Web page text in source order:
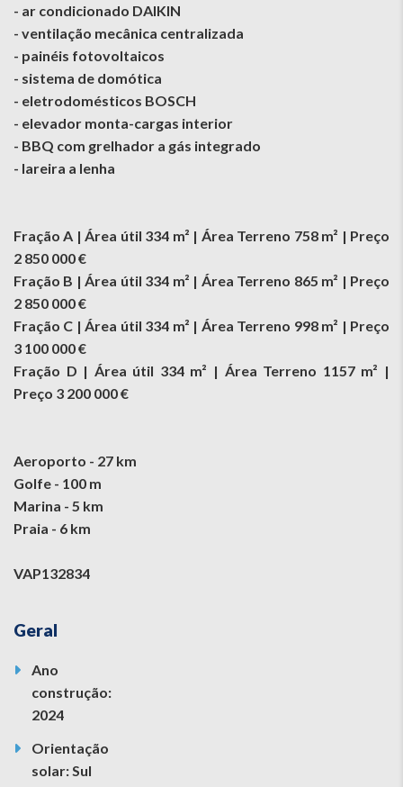
- ar condicionado DAIKIN
- ventilação mecânica centralizada
- painéis fotovoltaicos
- sistema de domótica
- eletrodomésticos BOSCH
- elevador monta-cargas interior
- BBQ com grelhador a gás integrado
- lareira a lenha
Fração A | Área útil 334 m² | Área Terreno 758 m² | Preço
2 850 000 €
Fração B | Área útil 334 m² | Área Terreno 865 m² | Preço
2 850 000 €
Fração C | Área útil 334 m² | Área Terreno 998 m² | Preço
3 100 000 €
Fração D | Área útil 334 m² | Área Terreno 1157 m² |
Preço 3 200 000 €
Aeroporto - 27 km
Golfe - 100 m
Marina - 5 km
Praia - 6 km
VAP132834
Geral
Ano
construção:
2024
Orientação
solar: Sul